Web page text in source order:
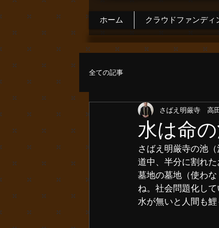
ホーム クラウドファンディ
全ての記事
水は命
さばえ明厳寺 高
さばえ明厳寺の池
道中、半分に割れ
墓地の墓地（使わ
ね。社会問題化し
水が無いと人間も